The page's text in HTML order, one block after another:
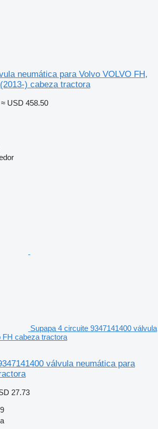
neumática para Volvo VOLVO FH,
) cabeza tractora
≈ USD 458.50
Supapa 4 circuite 9347141400 válvula
FH cabeza tractora
válvula neumática para
27.73